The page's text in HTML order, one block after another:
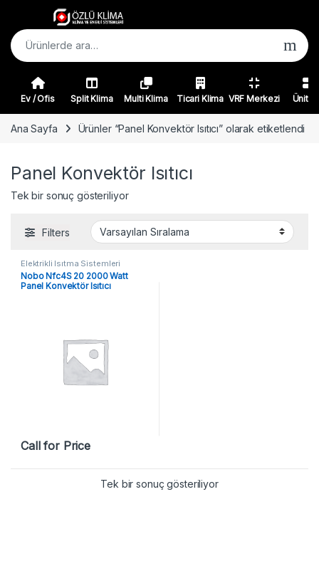
Skip to navigation
Skip to content
Ara:
Ev / Ofis Split Klima Multi Klima Ticari Klima VRF Merkezi
Ana Sayfa Ürünler “Panel Konvektör Isıtıcı” olarak etiketlendi
Panel Konvektör Isıtıcı
Tek bir sonuç gösteriliyor
Filters
Elektrikli Isıtma Sistemleri
Nobo Nfc4S 20 2000 Watt
Panel Konvektör Isıtıcı
Call for Price
Tek bir sonuç gösteriliyor